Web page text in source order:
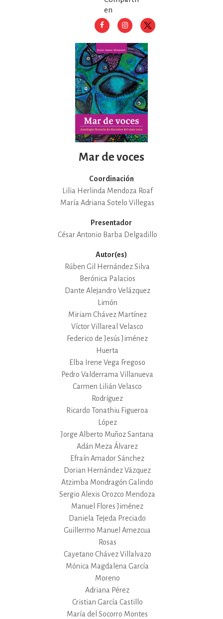
en
Mar de voces
Coordinación
Lilia Herlinda Mendoza Roaf
María Adriana Sotelo Villegas
Presentador
César Antonio Barba Delgadillo
Autor(es)
Rúben Gil Hernández Silva
Berónica Palacios
Dante Alejandro Velázquez
Limón
Miriam Chávez Martínez
Víctor Villareal Velasco
Federico de Jesús Jiménez
Huerta
Elba Irene Vega Fregoso
Pedro Valderrama Villanueva
Carmen Lilián Velasco
Rodríguez
Ricardo Tonathiu Figueroa
López
Jorge Alberto Muñoz Santana
Adán Meza Álvarez
Efraín Amador Sánchez
Dorian Hernández Vázquez
Atzimba Mondragón Galindo
Sergio Alexis Orozco Mendoza
Manuel Flores Jiménez
Daniela Tejeda Preciado
Guillermo Manuel Amezcua
Rosas
Cayetano Chávez Villalvazo
Mónica Magdalena García
Moreno
Adriana Pérez
Cristian García Castillo
María del Socorro Montes